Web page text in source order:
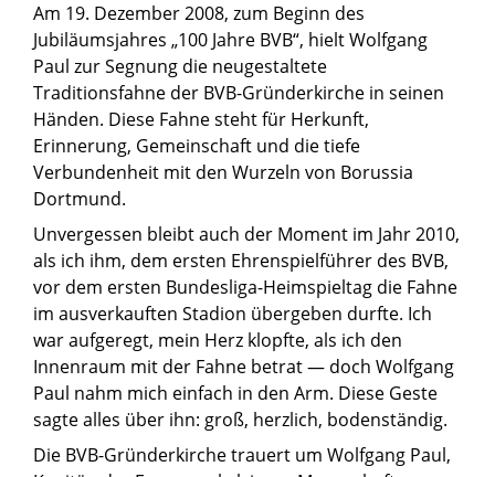
Am 19. Dezember 2008, zum Beginn des
Jubiläumsjahres „100 Jahre BVB“, hielt Wolfgang
Paul zur Segnung die neugestaltete
Traditionsfahne der BVB-Gründerkirche in seinen
Händen. Diese Fahne steht für Herkunft,
Erinnerung, Gemeinschaft und die tiefe
Verbundenheit mit den Wurzeln von Borussia
Dortmund.
Unvergessen bleibt auch der Moment im Jahr 2010,
als ich ihm, dem ersten Ehrenspielführer des BVB,
vor dem ersten Bundesliga-Heimspieltag die Fahne
im ausverkauften Stadion übergeben durfte. Ich
war aufgeregt, mein Herz klopfte, als ich den
Innenraum mit der Fahne betrat — doch Wolfgang
Paul nahm mich einfach in den Arm. Diese Geste
sagte alles über ihn: groß, herzlich, bodenständig.
Die BVB-Gründerkirche trauert um Wolfgang Paul,